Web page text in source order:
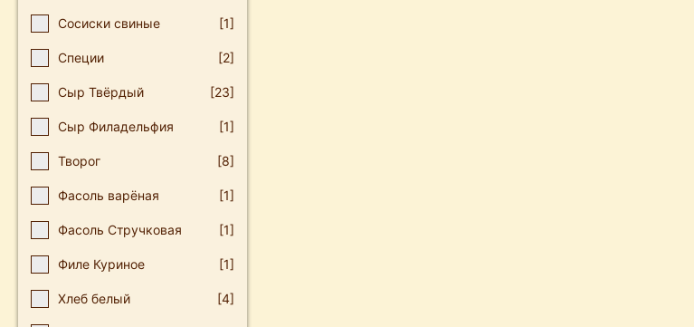
Сосиски свиные [1]
Специи [2]
Сыр Твёрдый [23]
Сыр Филадельфия [1]
Творог [8]
Фасоль варёная [1]
Фасоль Стручковая [1]
Филе Куриное [1]
Хлеб белый [4]